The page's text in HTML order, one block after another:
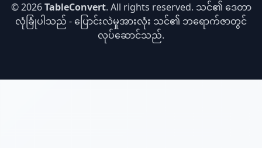
© 2026TableConvert. All rights reserved. သင်၏ ဒေတာ
လုံခြုံပါသည် - ပြောင်းလဲမှုအားလုံး သင်၏ ဘရောက်ဇာတွင်
လုပ်ဆောင်သည်.